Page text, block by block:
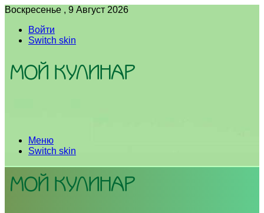
Воскресенье , 9 Август 2026
Войти
Switch skin
Меню
Switch skin